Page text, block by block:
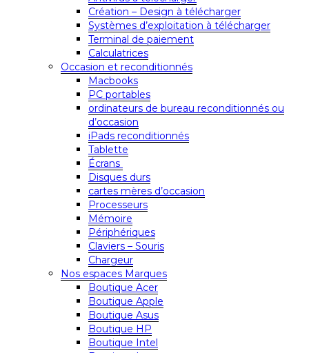
Création – Design à télécharger
Systèmes d’exploitation à télécharger
Terminal de paiement
Calculatrices
Occasion et reconditionnés
Macbooks
PC portables
ordinateurs de bureau reconditionnés ou
d’occasion
iPads reconditionnés
Tablette
Écrans
Disques durs
cartes mères d’occasion
Processeurs
Mémoire
Périphériques
Claviers – Souris
Chargeur
Nos espaces Marques
Boutique Acer
Boutique Apple
Boutique Asus
Boutique HP
Boutique Intel